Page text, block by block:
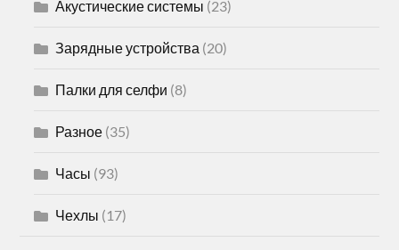
Акустические системы (23)
Зарядные устройства (20)
Палки для селфи (8)
Разное (35)
Часы (93)
Чехлы (17)